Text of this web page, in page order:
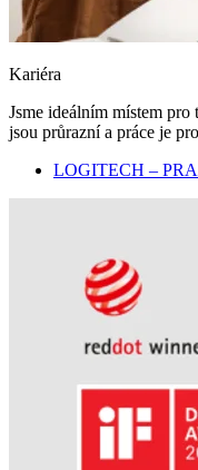
Kariéra
Jsme ideálním místem
jsou průrazní a práce je
LOGITECH –